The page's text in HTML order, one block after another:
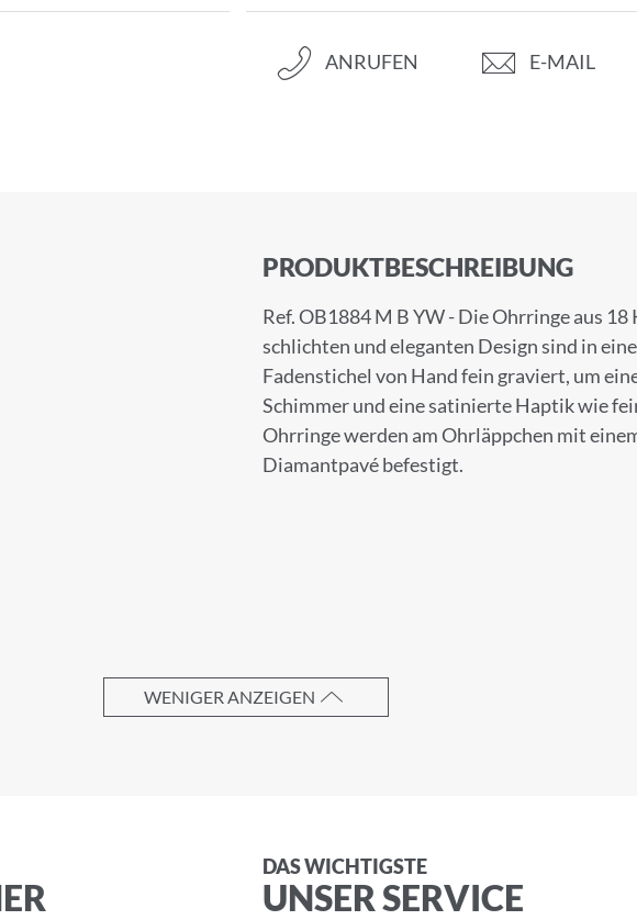
ANRUFEN E-MAIL
PRODUKTBESCHREIBUNG
Ref. OB1884 M B YW - Die Ohrringe aus
schlichten und eleganten Design sind in
Fadenstichel von Hand fein graviert, um
Schimmer und eine satinierte Haptik wie
Ohrringe werden am Ohrläppchen mit
Diamantpavé befestigt.
WENIGER ANZEIGEN
DAS WICHTIGSTE
UNSER SERVICE
Newsletter an.